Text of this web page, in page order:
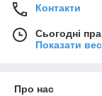
Контакти
Сьогодні
Показати
Про нас